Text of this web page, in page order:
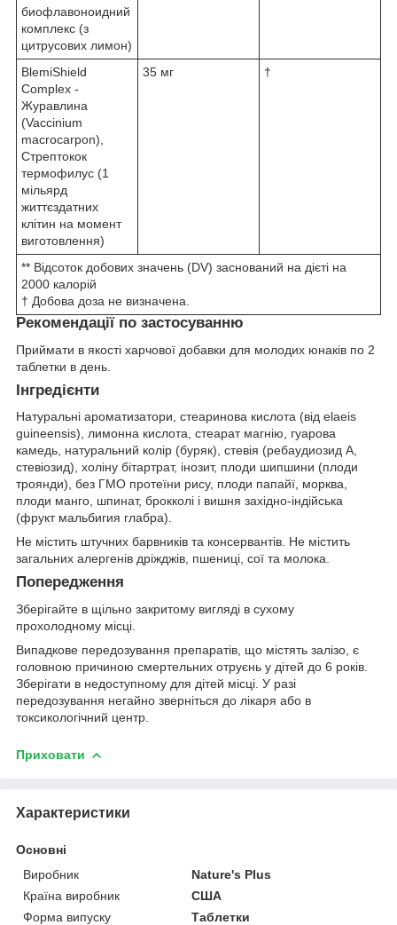
биофлавоноидний
комплекс (з
цитрусових лимон)
BlemiShield
Complex -
Журавлина
(Vaccinium
macrocarpon),
Стрептокок
термофилус (1
мільярд
життєздатних
клітин на момент
виготовлення)
35 мг †
** Відсоток добових значень (DV) заснований на дієті на
2000 калорій
† Добова доза не визначена.
Рекомендації по застосуванню
Приймати в якості харчової добавки для молодих юнаків по 2
таблетки в день.
Інгредієнти
Натуральні ароматизатори, стеаринова кислота (від elaeis
guineensis), лимонна кислота, стеарат магнію, гуарова
камедь, натуральний колір (буряк), стевія (ребаудиозид А,
стевіозид), холіну бітартрат, інозит, плоди шипшини (плоди
троянди), без ГМО протеїни рису, плоди папайї, морква,
плоди манго, шпинат, брокколі і вишня західно-індійська
(фрукт мальбигия глабра).
Не містить штучних барвників та консервантів. Не містить
загальних алергенів дріжджів, пшениці, сої та молока.
Попередження
Зберігайте в щільно закритому вигляді в сухому
прохолодному місці.
Випадкове передозування препаратів, що містять залізо, є
головною причиною смертельних отруєнь у дітей до 6 років.
Зберігати в недоступному для дітей місці. У разі
передозування негайно зверніться до лікаря або в
токсикологічний центр.
Приховати
Характеристики
Основні
Виробник
Nature's Plus
Країна виробник
США
Форма випуску
Таблетки